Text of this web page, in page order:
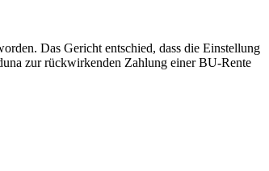
Das Gericht entschied, dass die Einstellung
zur rückwirkenden Zahlung einer BU-Rente